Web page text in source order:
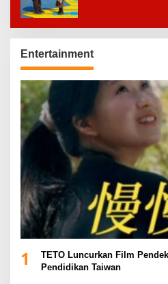
Entertainment
1
TETO Luncurkan Film
Pendidikan Taiwan